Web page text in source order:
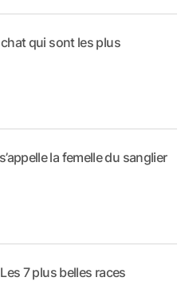
qui sont les plus
la femelle du sanglier
7 plus belles races